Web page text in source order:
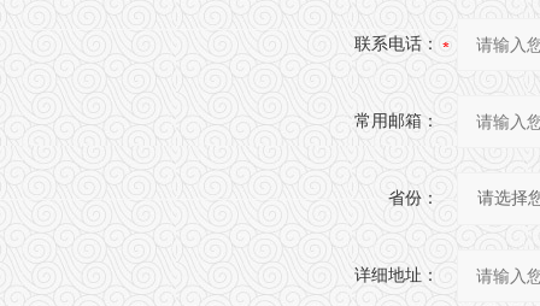
联系电话：
常用邮箱：
省份：
详细地址：